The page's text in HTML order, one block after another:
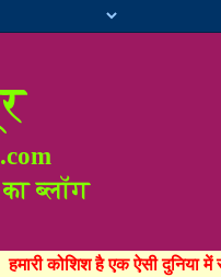
का ब्लॉग
हमारी कोशिश है एक ऐसी दुनिया